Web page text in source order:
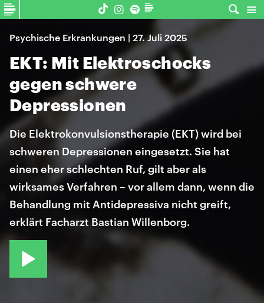
Psychische Erkrankungen | 27. Juli 2025
EKT: Mit Elektroschocks
gegen schwere
Depressionen
Die Elektrokonvulsionstherapie (EKT) wird bei
schweren Depressionen eingesetzt. Sie hat
einen eher schlechten Ruf, gilt aber als
wirksames Verfahren – vor allem dann, wenn die
Behandlung mit Antidepressiva nicht greift,
erklärt Facharzt Bastian Willenborg.